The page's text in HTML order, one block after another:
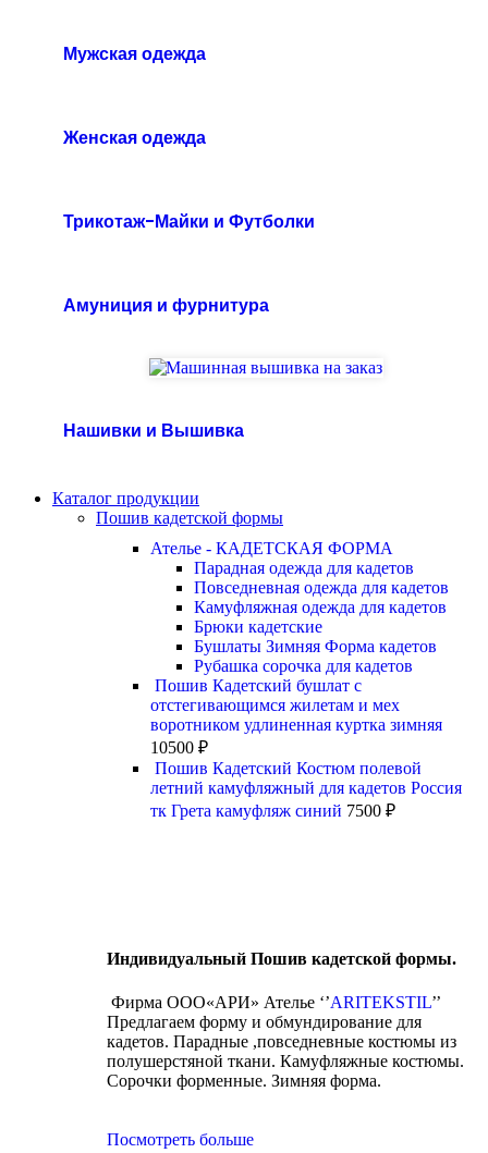
Мужская одежда
Женская одежда
Трикотаж-Майки и Футболки
Амуниция и фурнитура
Нашивки и Вышивка
Каталог продукции
Пошив кадетской формы
Ателье - КАДЕТСКАЯ ФОРМА
Парадная одежда для кадетов
Повседневная одежда для кадетов
Камуфляжная одежда для кадетов
Брюки кадетские
Бушлаты Зимняя Форма кадетов
Рубашка сорочка для кадетов
Пошив Кадетский бушлат с
отстегивающимся жилетам и мех
воротником удлиненная куртка зимняя
10500 ₽
Пошив Кадетский Костюм полевой
летний камуфляжный для кадетов Россия
тк Грета камуфляж синий 7500 ₽
Индивидуальный Пошив кадетской формы.
Фирма ООО«АРИ» Ателье ‘’ARITEKSTIL’’
Предлагаем форму и обмундирование для
кадетов. Парадные ,повседневные костюмы из
полушерстяной ткани. Камуфляжные костюмы.
Сорочки форменные. Зимняя форма.
Посмотреть больше